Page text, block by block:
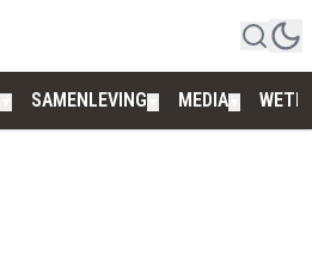
SAMENLEVING MEDIA